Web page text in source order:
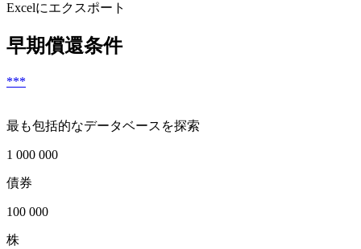
Excelにエクスポート
早期償還条件
***
最も包括的なデータベースを探索
1 000 000
債券
100 000
株